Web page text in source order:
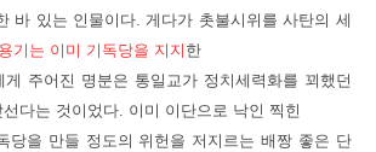
바 있는 인물이다. 게다가 촛불시위를 사탄의 세
기는 이미 기독당을 지지 한
주어진 명분은 통일교가 정치세력화를 꾀했던
다는 것이었다. 이미 이단으로 낙인 찍힌
당을 만들 정도의 위헌을 저지르는 배짱 좋은 단